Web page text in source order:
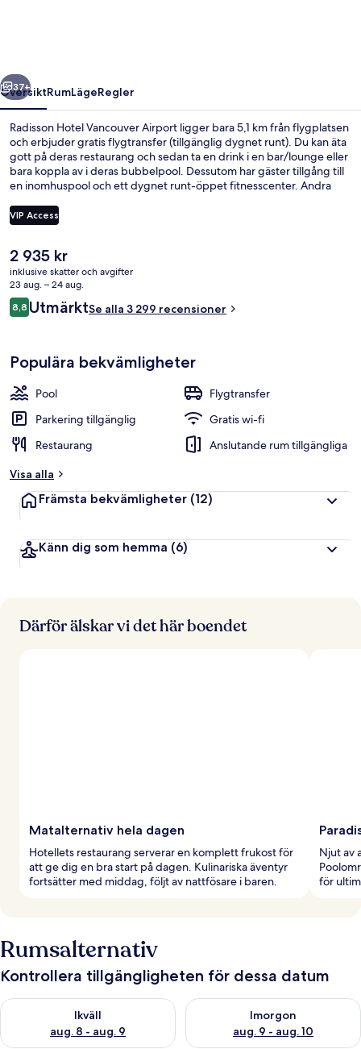
Nästa
37+
ÖversiktRumLägeRegler
Radisson Hotel Vancouver Airport ligger bara 5,1 km från flygplatsen
och erbjuder gratis flygtransfer (tillgänglig dygnet runt). Du kan äta
gott på deras restaurang och sedan ta en drink i en bar/lounge eller
bara koppla av i deras bubbelpool. Dessutom har gäster tillgång till
en inomhuspool och ett dygnet runt-öppet fitnesscenter. Andra
Station ligger 3 minuter bort och till Capstan Station tar det inte mer
än 7 minuter att gå.
VIP Access
Det
nuvarande
priset
är
2 935 kr
2 935 kr
inklusive skatter och avgifter
23 aug. – 24 aug.
Recensioner
8,88,8 av 10,
UtmärktSe alla 3 299 recensioner
Populära bekvämligheter
Pool
Flygtransfer
Parkering tillgänglig
Gratis wi-fi
Restaurang
Anslutande rum tillgängliga
Visa alla
Främsta bekvämligheter (12)
Känn dig som hemma (6)
Därför älskar vi det här boendet
Matalternativ hela dagen
Hotellets restaurang serverar en komplett frukost för
att ge dig en bra start på dagen. Kulinariska äventyr
fortsätter med middag, följt av nattfösare i baren.
Njut av
för
Rumsalternativ
Kontrollera tillgängligheten för dessa datum
Ikväll
aug. 8 - aug. 9
Kontrollera tillgängligheten för ikväll aug. 8 - aug. 9
Imorgon
aug. 9 - aug. 10
Kontrollera tillgängligheten